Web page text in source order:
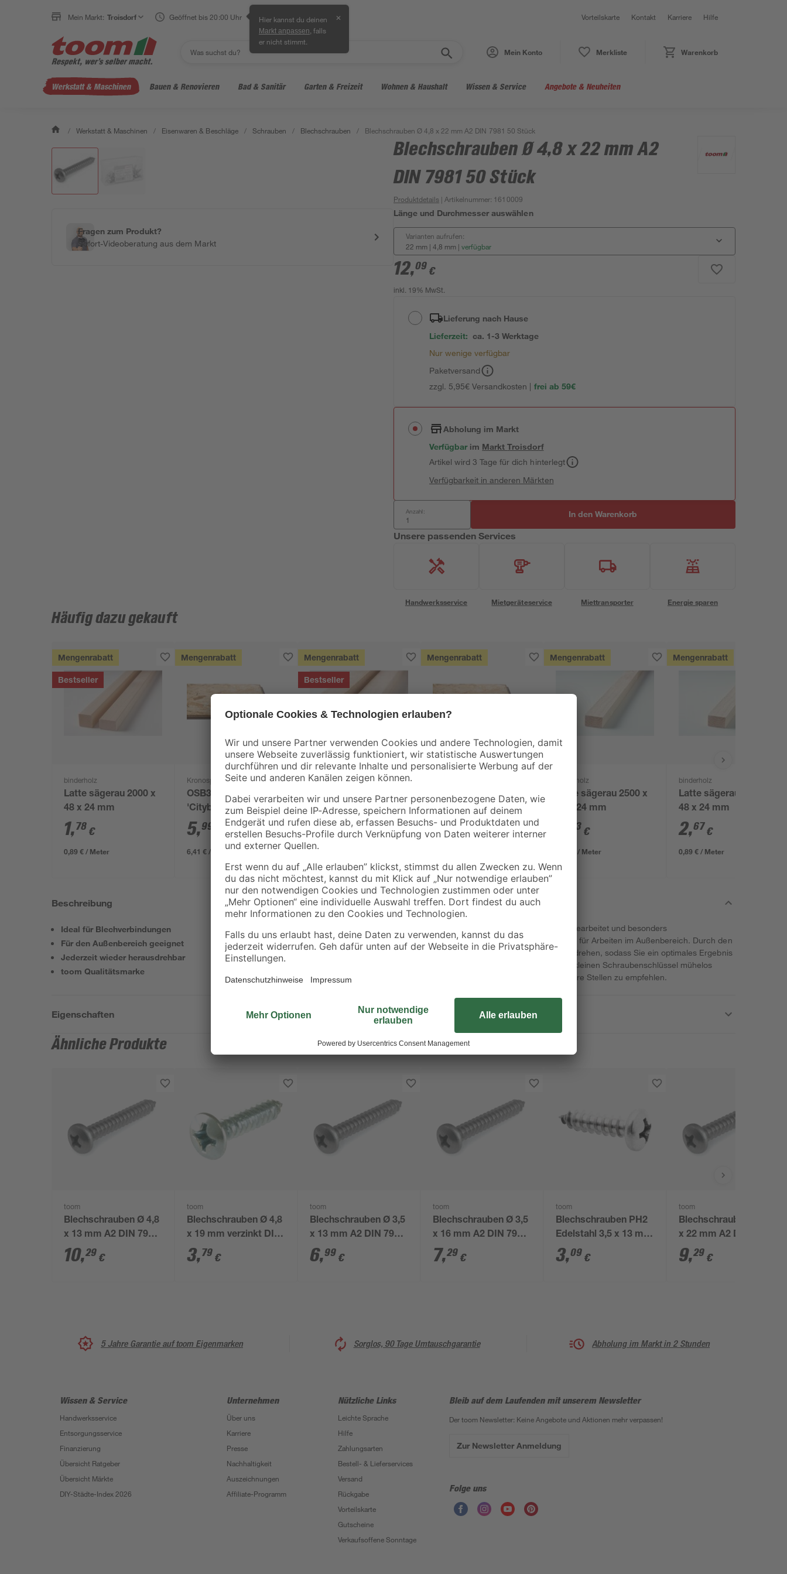
Mein Markt: Troisdorf Geöffnet bis 20:00 Uhr Hier kannst du deinen
Markt anpassen , falls
er nicht stimmt.
✕ Vorteilskarte Kontakt Karriere Hilfe
Mein Konto Merkliste Warenkorb
Werkstatt & Maschinen Bauen & Renovieren Bad & Sanitär Garten & Freizeit Wohnen & Haushalt Wissen & Service Angebote & Neuheiten
/ Werkstatt & Maschinen / Eisenwaren & Beschläge / Schrauben / Blechschrauben / Blechschrauben Ø 4,8 x 22 mm A2 DIN 7981 50 Stück
Fragen zum Produkt?
Sofort-Videoberatung aus dem Markt
Blechschrauben Ø 4,8 x 22 mm A2
DIN 7981 50 Stück
Produktdetails | Artikelnummer: 1610009
Länge und Durchmesser auswählen
Varianten aufrufen:
22 mm | 4,8 mm | verfügbar
12,09 €
inkl. 19% MwSt.
Lieferung nach Hause
Lieferzeit: ca. 1-3 Werktage
Nur wenige verfügbar
Paketversand
zzgl. 5,95€ Versandkosten | frei ab 59€
Abholung im Markt
Verfügbar im MarktTroisdorf
Artikel wird 3 Tage für dich hinterlegt
Verfügbarkeit in anderen Märkten
Anzahl: In den Warenkorb
Unsere passenden Services
Handwerksservice Mietgeräteservice Miettransporter Energie sparen
Häufig dazu gekauft
Mengenrabatt
Bestseller
binderholz
Latte sägerau 2000 x
48 x 24 mm
1,78 €
0,89 € / Meter
Mengenrabatt
Kronospan
OSB3-Verlegeplatte
'Cityboard'
ungeschliffen 1690 x
634 x 12 mm
5,99
/ m²
6,41 € / Pack
Mengenrabatt
Bestseller
binderholz
Rahmen sägerau
2000 x 58 x 38 mm
3,98€
1,99 € / Meter
Mengenrabatt
OSB3-Verlegeplatte
'Cityboard'
ungeschliffen 1690 x
634 x 15 mm
7,59 €/ m²
Mengenrabatt
binderholz
Latte sägerau 2500 x
48 x 24 mm
23 €
0,89 € / Meter
Mengenrabatt
binderholz
Latte sägerau 3000 x
48 x 24 mm
2,67€
0,89 € / Meter
Beschreibung
Ideal für Blechverbindungen
Für den Außenbereich geeignet
Jederzeit wieder herausdrehbar
toom Qualitätsmarke
Unsere Blechschrauben sind aus Edelstahl A2 gearbeitet und besonders
witterungsbeständig. Daher eignen sie sich ideal für Arbeiten im Außenbereich. Durch den
Phillips-Kopf lässt sich die Schraube präzise eindrehen, sodass Sie ein optimales Ergebnis
erzielen. Da Sie die Schrauben auch mit einem kleinen Schraubenschlüssel mühelos
eindrehen können, sind sie für schwer erreichbare Stellen zu empfehlen.
Eigenschaften
Ähnliche Produkte
toom
Blechschrauben Ø 4,8
x 13 mm A2 DIN 7981
50 Stück
10,29 €
toom
Blechschrauben Ø 4,8
x 19 mm verzinkt DIN
7983 25 Stück
3,79 €
toom
Blechschrauben Ø 3,5
x 13 mm A2 DIN 7981
50 Stück
6,99 €
toom
Blechschrauben Ø 3,5
x 16 mm A2 DIN 7981
50 Stück
7,29 €
toom
Blechschrauben PH2
Edelstahl 3,5 x 13 mm
10 Stück
3,09 €
toom
Blechschrauben Ø 4,2
x 22 mm A2 DIN 7981
50 Stück
9,29 €
5 Jahre Garantie auf toom Eigenmarken Sorglos, 90 Tage Umtauschgarantie Abholung im Markt in 2 Stunden
Wissen & Service
Handwerksservice
Entsorgungsservice
Finanzierung
Übersicht Ratgeber
Übersicht Märkte
DIY-Städte-Index 2026
Unternehmen
Über uns
Karriere
Presse
Nachhaltigkeit
Auszeichnungen
Affiliate-Programm
Nützliche Links
Leichte Sprache
Hilfe
Zahlungsarten
Bestell- & Lieferservices
Versand
Rückgabe
Vorteilskarte
Gutscheine
Verkaufsoffene Sonntage
Bleib auf dem Laufenden mit unserem Newsletter
Der toom Newsletter: Keine Angebote und Aktionen mehr verpassen!
Zur Newsletter Anmeldung
Folge uns